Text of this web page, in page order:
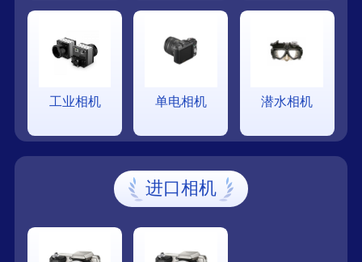
工业相机 单电相机 潜水相机
进口相机